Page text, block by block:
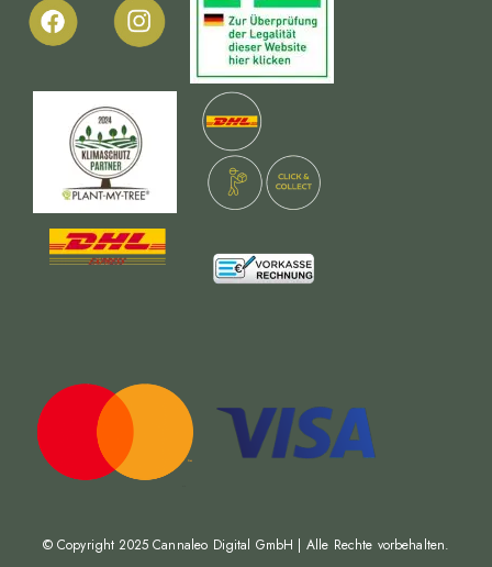
© Copyright 2025Cannaleo Digital GmbH | Alle Rechte vorbehalten.